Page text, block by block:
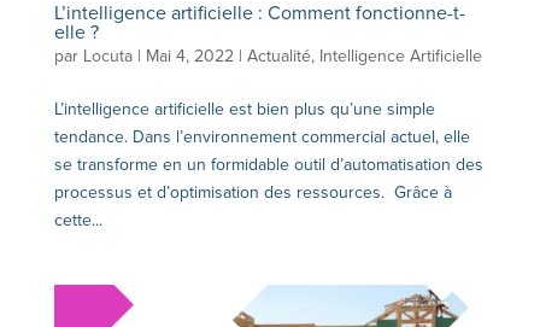
L’intelligence artificielle : Comment fonctionne-t-
elle ?
par Locuta| Mai 4, 2022| Actualité, Intelligence Artificielle
L’intelligence artificielle est bien plus qu’une simple
tendance. Dans l’environnement commercial actuel, elle
se transforme en un formidable outil d’automatisation des
processus et d’optimisation des ressources. Grâce à
cette...